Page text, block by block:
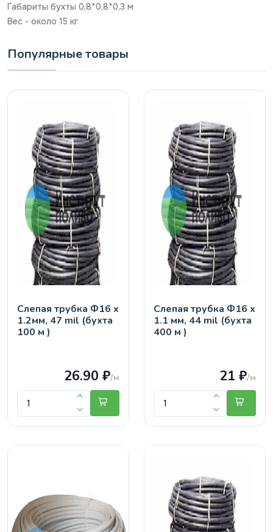
Габариты бухты 0,8*0,8*0,3 м
Вес - около 15 кг
Популярные товары
Слепая трубка Ф16 х
1.2мм, 47 mil (бухта
100 м )
26.90 ₽/м
Слепая трубка Ф16 х
1.1 мм, 44 mil (бухта
400 м )
21 ₽/м